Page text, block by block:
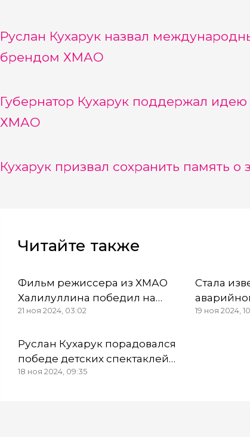
Руслан Кухарук назвал
брендом ХМАО
Губернатор Кухарук поддержал
ХМАО
Кухарук призвал сохранить память
Читайте также
Фильм режиссера из ХМАО
Халилуллина победил на
конкурсе «ТЭФИ-Регион»
21 ноя 2024, 03:02
Стала
19 ноя 2024,
Руслан Кухарук порадовался
победе детских спектаклей
из ХМАО на театральном
18 ноя 2024, 09:35